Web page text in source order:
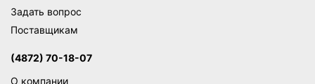
Задать вопрос
Поставщикам
(4872) 70-18-07
О компании